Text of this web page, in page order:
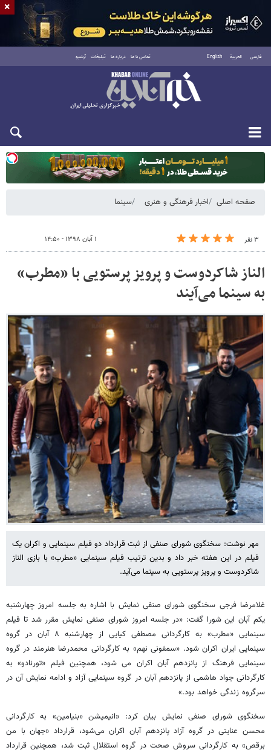
فارسی العربية English تماس با ما درباره ما تبلیغات آرشیو
یکشنبه ۱۸ مرداد ۱۴۰۵
صفحه اصلی اخبار فرهنگی و هنری سینما
۳ نفر ۱ آبان ۱۳۹۸ - ۱۴:۵۰
الناز شاکردوست و پرویز پرستویی با «مطرب»
به سینما می‌آیند
مهر نوشت: سخنگوی شورای صنفی از ثبت قرارداد دو فیلم سینمایی و اکران یک
فیلم در این هفته خبر داد و بدین ترتیب فیلم سینمایی «مطرب» با بازی الناز
شاکردوست و پرویز پرستویی به سینما می‌آید.
غلامرضا فرجی سخنگوی شورای صنفی نمایش با اشاره به جلسه امروز چهارشنبه
یکم آبان این شورا گفت: «در جلسه امروز شورای صنفی نمایش مقرر شد تا فیلم
سینمایی «مطرب» به کارگردانی مصطفی کیایی از چهارشنبه ۸ آبان در گروه
سینمایی ایران اکران شود. «سمفونی نهم» به کارگردانی محمدرضا هنرمند در گروه
سینمایی فرهنگ از پانزدهم آبان اکران می شود، همچنین فیلم «تورنادو» به
کارگردانی جواد هاشمی از پانزدهم آبان در گروه سینمایی آزاد و ادامه نمایش آن در
سرگروه زندگی خواهد بود.»
سخنگوی شورای صنفی نمایش بیان کرد: «انیمیشن «بنیامین» به کارگردانی
محسن عنایتی در گروه آزاد پانزدهم آبان اکران می‌شود، قرارداد «جهان با من
برقص» به کارگردانی سروش صحت در گروه استقلال ثبت شد، همچنین قرارداد
×